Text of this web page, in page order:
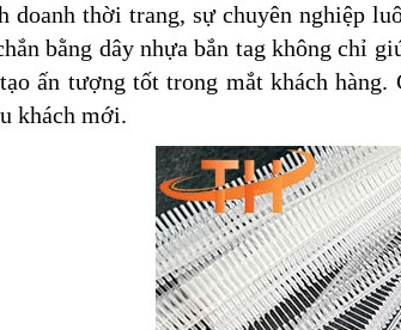
doanh thời trang, sự chuyên nghiệp
bằng dây nhựa bắn tag không chỉ
ấn tượng tốt trong mắt khách
khách mới.